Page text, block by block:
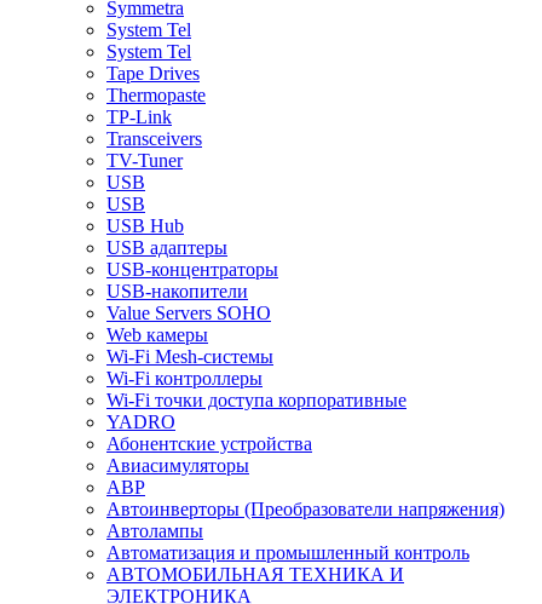
Symmetra
System Tel
System Tel
Tape Drives
Thermopaste
TP-Link
Transceivers
TV-Tuner
USB
USB
USB Hub
USB адаптеры
USB-концентраторы
USB-накопители
Value Servers SOHO
Web камеры
Wi-Fi Mesh-системы
Wi-Fi контроллеры
Wi-Fi точки доступа корпоративные
YADRO
Абонентские устройства
Авиасимуляторы
АВР
Автоинверторы (Преобразователи напряжения)
Автолампы
Автоматизация и промышленный контроль
АВТОМОБИЛЬНАЯ ТЕХНИКА И
ЭЛЕКТРОНИКА